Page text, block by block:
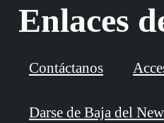
Enlaces
Contáctanos
Darse de Baja del